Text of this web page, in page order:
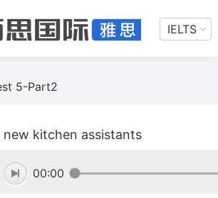
IELTS
5-Part2
new kitchen assistants
00:00